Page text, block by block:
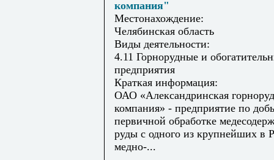
компания"
Местонахождение:
Челябинская область
Виды деятельности:
4.11 Горнорудные и
предприятия
Краткая информация:
ОАО «Александринская
компания» - предприятие по
первичной обработке
руды с одного из крупнейших в
медно-...